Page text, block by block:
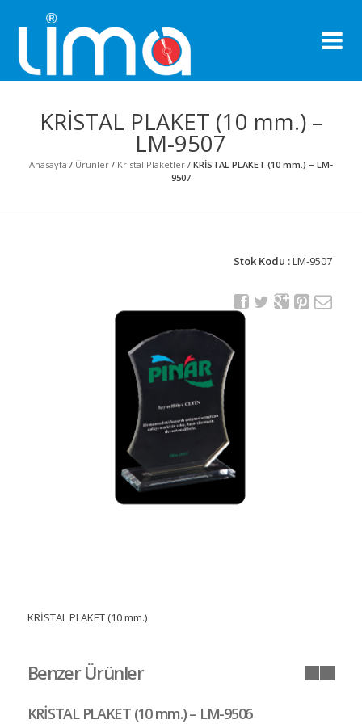
KRİSTAL PLAKET (10 mm.) –
LM-9507
Anasayfa / Ürünler/ Kristal Plaketler/ KRİSTAL PLAKET (10 mm.) – LM-
9507
Stok Kodu :LM-9507
KRİSTAL PLAKET (10 mm.)
Benzer Ürünler
KRİSTAL PLAKET (10 mm.) – LM-9506